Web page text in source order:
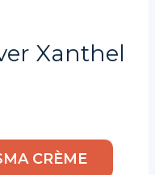
Xanthel
CRÈME